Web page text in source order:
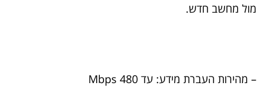
מול מחשב חדש.
– מהירות העברת מידע: עד 480 Mbps